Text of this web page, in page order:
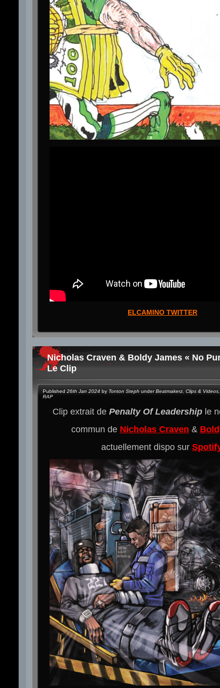
ELCAMINO TWITTER
Nicholas Craven & Boldy James « No
Le Clip
Published 26th Jan 2024 by Tonton Steph underBeatmakerz Clips & Videos
RAP
Clip extrait de Penalty Of Leadership le
commun de Nicholas Craven &
actuellement dispo sur